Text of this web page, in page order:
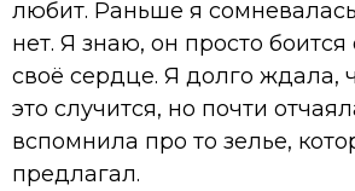
любит. Раньше я
нет. Я знаю, он просто
своё сердце. Я долго ждала,
это случится, но почти
вспомнила про то зелье,
предлагал.